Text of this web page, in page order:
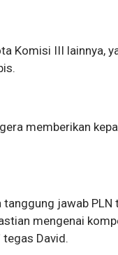
Komisi III lainnya,
memberikan
jawab
mengenai
tegas David.